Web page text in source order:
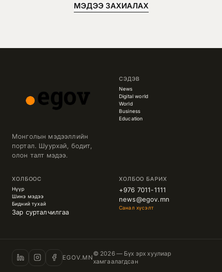
МЭДЭЭ ЗАХИАЛАХ
Монголын мэдээллийн
портал. Шуурхай, бодит,
олон талт мэдээ.
СЭДЭВ
News
Digital world
World
Business
Education
ХОЛБООС
Нүүр
Шинэ мэдээ
Бидний тухай
Зар сурталчилгаа
ХОЛБОО БАРИХ
+976 7011-1111
news@egov.mn
Санал хүсэлт
EGOV.MN
© 2026 — Бүх эрх хуулиар
хамгаалагдсан